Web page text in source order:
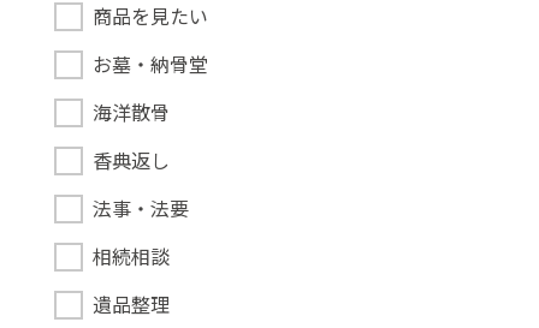
商品を見たい
お墓・納骨堂
海洋散骨
香典返し
法事・法要
相続相談
遺品整理